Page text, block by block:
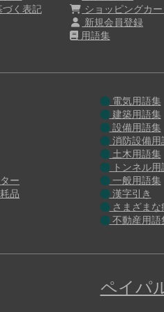
く表記
ショッピングカー
新規会員登録
用語集
ー
品
電気用語集
建築用語集
設備用語集
消防設備用
土木用語集
トンネル用
一般用語集
漢字引き
さまざまな
不動産用語
ペイパ